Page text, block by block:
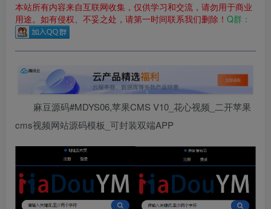
本站所有内容来自互联网收集，仅供学习和交流，请勿用于商业
用途。如有侵权、不妥之处，请第一时间联系我们删除！ Q群：
麻豆源码#MDYS06,苹果CMS V10_花心视频_二开苹果
cms视频网站源码模板_可封装双端APP